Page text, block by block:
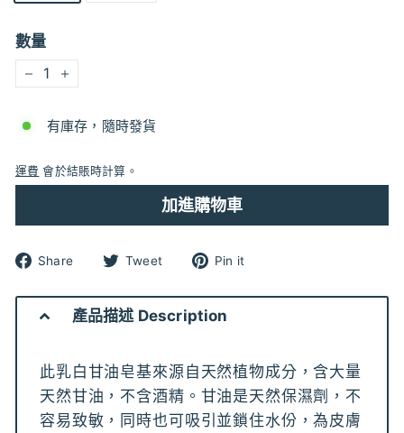
數量
− +
有庫存，隨時發貨
運費 會於結賬時計算。
加進購物車
Share
到
Facebook
Tweet
到
Twitter
Pin it
到
產品描述 Description
此乳白甘油皂基來源自天然植物成分，含大量
天然甘油，不含酒精。甘油是天然保濕劑，不
容易致敏，同時也可吸引並鎖住水份，為皮膚